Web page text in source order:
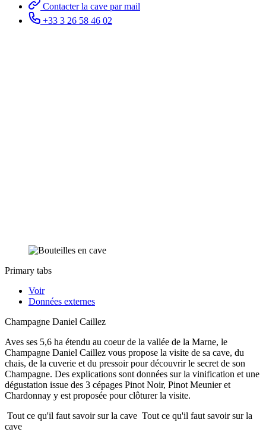
Contacter la cave par mail
+33 3 26 58 46 02
Primary tabs
Voir
Données externes
Champagne Daniel Caillez
Aves ses 5,6 ha étendu au coeur de la vallée de la Marne, le
Champagne Daniel Caillez vous propose la visite de sa cave, du
chais, de la cuverie et du pressoir pour découvrir le secret de son
Champagne. Des explications sont données sur la vinification et une
dégustation issue des 3 cépages Pinot Noir, Pinot Meunier et
Chardonnay y est proposée pour clôturer la visite.
Tout ce qu'il faut savoir sur la cave Tout ce qu'il faut savoir sur la
cave